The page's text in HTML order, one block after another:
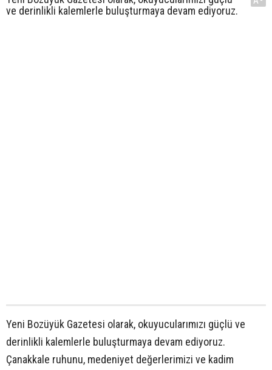
ve derinlikli kalemlerle buluşturmaya devam ediyoruz.
Yeni Bozüyük Gazetesi olarak, okuyucularımızı güçlü ve
derinlikli kalemlerle buluşturmaya devam ediyoruz.
Çanakkale ruhunu, medeniyet değerlerimizi ve kadim